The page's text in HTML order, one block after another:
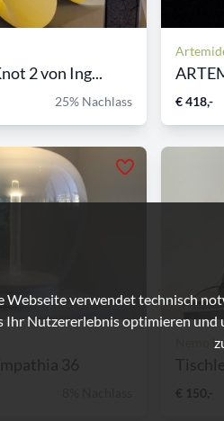
2 von Ing...
25% Nachlass € 418,-
36
Nemo
€ 150,-
Webseite verwendet technisch
Ihr Nutzererlebnis optimieren und